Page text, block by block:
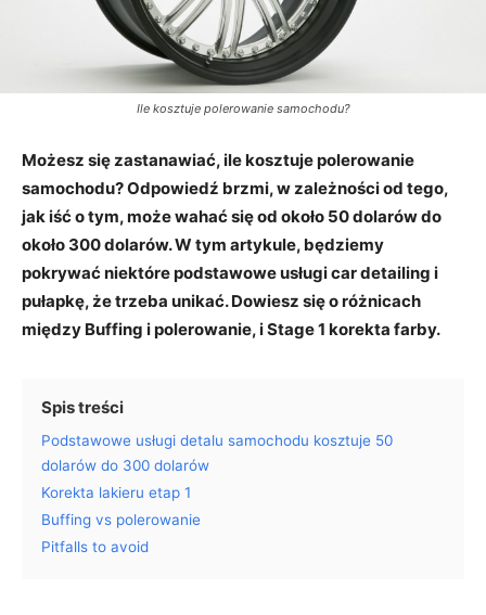
Ile kosztuje polerowanie samochodu?
Możesz się zastanawiać, ile kosztuje polerowanie
samochodu? Odpowiedź brzmi, w zależności od tego,
jak iść o tym, może wahać się od około 50 dolarów do
około 300 dolarów. W tym artykule, będziemy
pokrywać niektóre podstawowe usługi car detailing i
pułapkę, że trzeba unikać. Dowiesz się o różnicach
między Buffing i polerowanie, i Stage 1 korekta farby.
Spis treści
Podstawowe usługi detalu samochodu kosztuje 50
dolarów do 300 dolarów
Korekta lakieru etap 1
Buffing vs polerowanie
Pitfalls to avoid